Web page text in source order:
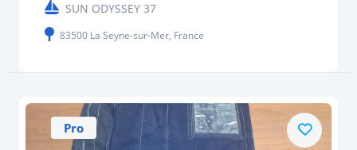
SUN ODYSSEY 37
83500 La Seyne-sur-Mer, France
Pro